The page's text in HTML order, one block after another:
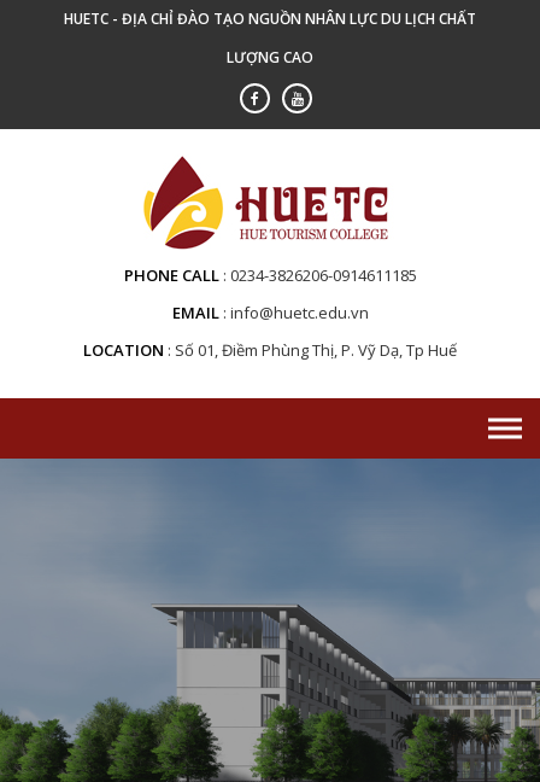
HUETC - ĐỊA CHỈ ĐÀO TẠO NGUỒN NHÂN LỰC DU LỊCH CHẤT
LƯỢNG CAO
PHONE CALL 0234-3826206-0914611185
EMAIL info@huetc.edu.vn
LOCATION
Số 01, Điềm Phùng Thị, P. Vỹ Dạ, Tp Huế